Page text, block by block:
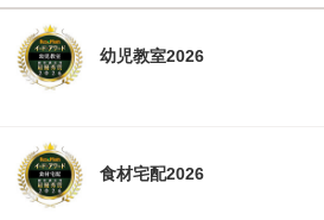
幼児教室2026
食材宅配2026